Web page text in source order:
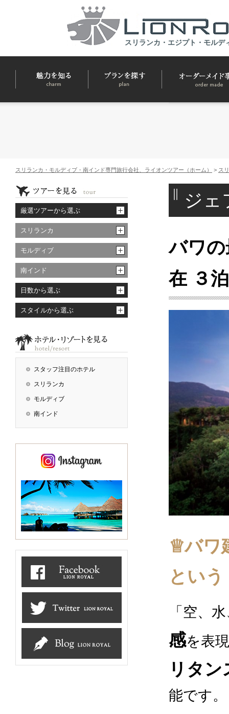
スリランカ・エジプト・モル
スリランカ・モルディブ・南インド専門旅行会社、ライオンツアー（ホーム） > ス
ジェ
バワ
在 ３
♕バワ
とい
「空、
感を表
リタ
能です
厳選ツアーから選ぶ
スリランカ
モルディブ
南インド
日数から選ぶ
スタイルから選ぶ
スタッフ注目のホテル
スリランカ
モルディブ
南インド